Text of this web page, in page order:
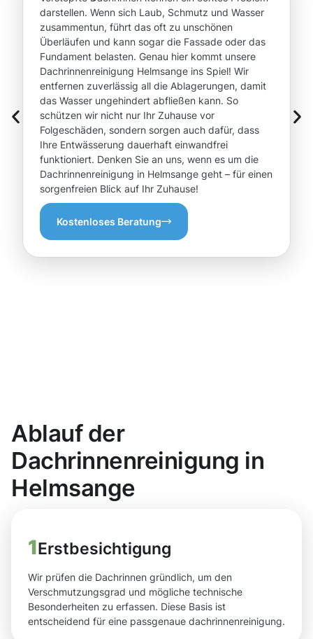
darstellen. Wenn sich Laub, Schmutz und Wasser
zusammentun, führt das oft zu unschönen
Überläufen und kann sogar die Fassade oder das
Fundament belasten. Genau hier kommt unsere
Dachrinnenreinigung Helmsange ins Spiel! Wir
entfernen zuverlässig all die Ablagerungen, damit
das Wasser ungehindert abfließen kann. So
schützen wir nicht nur Ihr Zuhause vor
Folgeschäden, sondern sorgen auch dafür, dass
Ihre Entwässerung dauerhaft einwandfrei
funktioniert. Denken Sie an uns, wenn es um die
Dachrinnenreinigung in Helmsange geht – für einen
sorgenfreien Blick auf Ihr Zuhause!
Kostenloses Beratung
Ablauf der
Dachrinnenreinigung in
Helmsange
1Erstbesichtigung
Wir prüfen die Dachrinnen gründlich, um den
Verschmutzungsgrad und mögliche technische
Besonderheiten zu erfassen. Diese Basis ist
entscheidend für eine passgenaue dachrinnenreinigung.